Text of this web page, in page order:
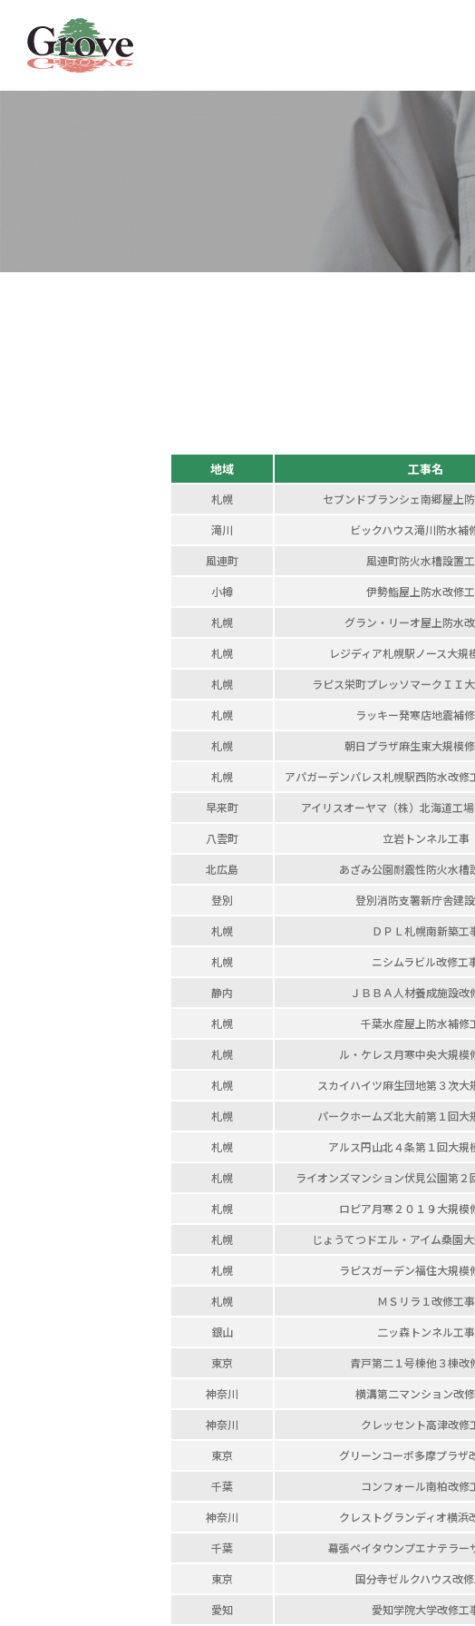
地域 工事名
札幌 セブンドブランシェ南郷屋上
滝川
ビックハウス滝川防水補
風連町
風連町防火水槽設置
小樽
伊勢鮨屋上防水改修
札幌
グラン・リーオ屋上防水
札幌
レジディア札幌駅ノース大規
札幌
ラピス栄町プレッソマークＩＩ
札幌
ラッキー発寒店地震補
札幌
朝日プラザ麻生東大規模
札幌
アパガーデンパレス札幌駅西防水改修
早来町
アイリスオーヤマ（株） 北海道工
八雲町
立岩トンネル工事
北広島
あざみ公園耐震性防火水槽
登別
登別消防支署新庁舎建
札幌
ＤＰＬ札幌南新築工
札幌
ニシムラビル改修工
静内
ＪＢＢＡ人材養成施設改
札幌
千葉水産屋上防水補修
札幌
ル・ケレス月寒中央大規模
札幌
スカイハイツ麻生団地第３次大
札幌
パークホームズ北大前第１回大
札幌
アルス円山北４条第１回大規
札幌
ライオンズマンション伏見公園第２
札幌
ロピア月寒 ２０１９大規模
札幌
じょうてつドエル・アイム桑園
札幌
ラピスガーデン福住大規模
札幌
ＭＳリラ１改修工事
銀山
二ッ森トンネル工事
東京
青戸第二１号棟他３棟改
神奈川
横溝第二マンション改
神奈川
クレッセント高津改修
東京
グリーンコーポ多摩プラザ
千葉
コンフォール南柏改修
神奈川
クレストグランディオ横浜
千葉
幕張ペイタウンプエナテラー
東京
国分寺ゼルクハウス改
愛知
愛知学院大学改修工